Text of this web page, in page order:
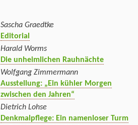
Sascha Graedtke
Editorial
Harald Worms
Die unheimlichen Rauhnächte
Wolfgang Zimmermann
Ausstellung: „Ein kühler Morgen
zwischen den Jahren“
Dietrich Lohse
Denkmalpflege: Ein namenloser Turm